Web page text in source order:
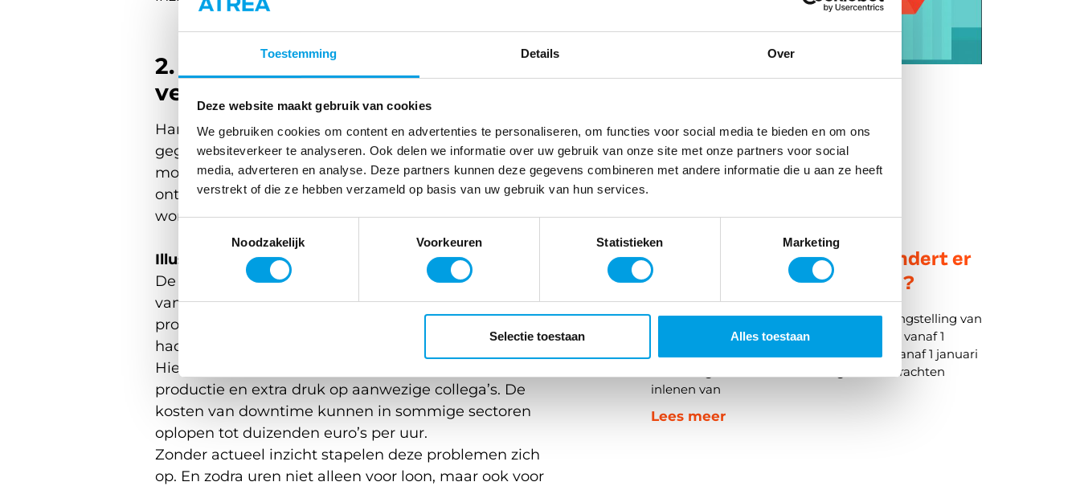
Toestemming Details Over
Deze website maakt gebruik van cookies
We gebruiken cookies om content en advertenties te personaliseren, om functies voor social media te bieden en om ons
websiteverkeer te analyseren. Ook delen we informatie over uw gebruik van onze site met onze partners voor social
media, adverteren en analyse. Deze partners kunnen deze gegevens combineren met andere informatie die u aan ze heeft
verstrekt of die ze hebben verzameld op basis van uw gebruik van hun services.
Noodzakelijk
Voorkeuren Statistieken Marketing
Selectie toestaan Alles toestaan
2. Geen realtime inzicht leidt tot
verkeerde beslissingen
Handmatige tijdregistratie betekent vrijwel altijd dat
gegevens pas achteraf beschikbaar zijn. Op het
moment dat beslissingen genomen moeten worden,
ontbreekt het inzicht in wie aanwezig en waaraan
wordt gewerkt.
Illustratief voorbeeld:
De uren van een afdeling worden pas aan het eind
van de dag verzameld. Tijdens een drukke
productiepiek blijkt dat twee medewerkers zich
hadden ziekgemeld, maar dit is nog niet verwerkt.
Hierdoor ontstaat onderbezetting, vertraging in
productie en extra druk op aanwezige collega’s. De
kosten van downtime kunnen in sommige sectoren
oplopen tot duizenden euro’s per uur.
Zonder actueel inzicht stapelen deze problemen zich
op. En zodra uren niet alleen voor loon, maar ook voor
Wtta en inleners: wat verandert er
voor transport en logistiek?
In het kort: De Wet toelating terbeschikkingstelling van
arbeidskrachten (Wtta) verplicht uitleners vanaf 1
januari 2027 tot een overheidstoelating. Vanaf 1 januari
2028 mogen inleners alleen nog arbeidskrachten
inlenen van
Lees meer